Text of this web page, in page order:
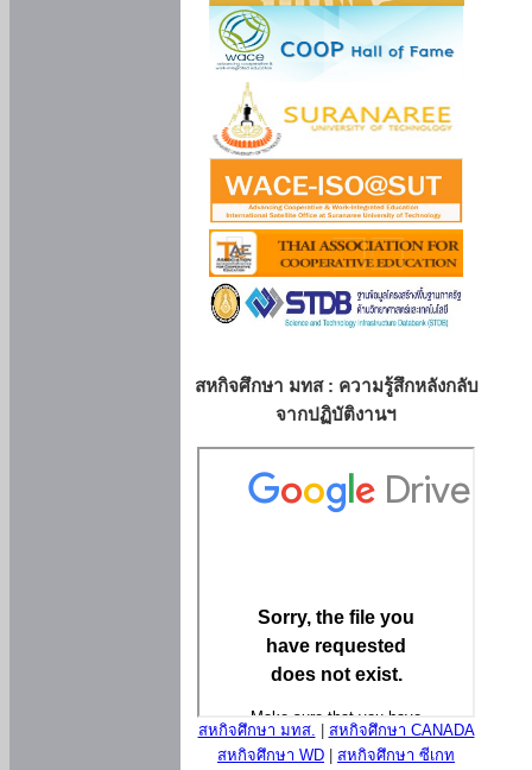
สหกิจศึกษา มทส : ความรู้สึกหลังกลับ
จากปฏิบัติงานฯ
สหกิจศึกษา มทส.
สหกิจศึกษา CANADA
สหกิจศึกษา WD
สหกิจศึกษา ซีเกท